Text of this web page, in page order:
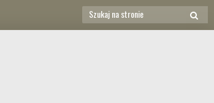
Search
for: